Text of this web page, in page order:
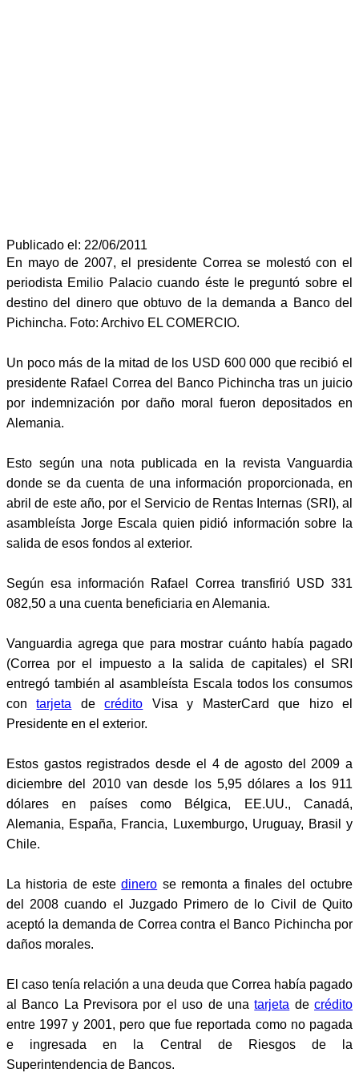
Publicado el: 22/06/2011
En mayo de 2007, el presidente Correa se molestó con el
periodista Emilio Palacio cuando éste le preguntó sobre el
destino del dinero que obtuvo de la demanda a Banco del
Pichincha. Foto: Archivo EL COMERCIO.
Un poco más de la mitad de los USD 600 000 que recibió el
presidente Rafael Correa del Banco Pichincha tras un juicio
por indemnización por daño moral fueron depositados en
Alemania.
Esto según una nota publicada en la revista Vanguardia
donde se da cuenta de una información proporcionada, en
abril de este año, por el Servicio de Rentas Internas (SRI), al
asambleísta Jorge Escala quien pidió información sobre la
salida de esos fondos al exterior.
Según esa información Rafael Correa transfirió USD 331
082,50 a una cuenta beneficiaria en Alemania.
Vanguardia agrega que para mostrar cuánto había pagado
(Correa por el impuesto a la salida de capitales) el SRI
entregó también al asambleísta Escala todos los consumos
contarjeta decrédito Visa y MasterCard que hizo el
Presidente en el exterior.
Estos gastos registrados desde el 4 de agosto del 2009 a
diciembre del 2010 van desde los 5,95 dólares a los 911
dólares en países como Bélgica, EE.UU., Canadá,
Alemania, España, Francia, Luxemburgo, Uruguay, Brasil y
Chile.
La historia de estedinero se remonta a finales del octubre
del 2008 cuando el Juzgado Primero de lo Civil de Quito
aceptó la demanda de Correa contra el Banco Pichincha por
daños morales.
El caso tenía relación a una deuda que Correa había pagado
al Banco La Previsora por el uso de unatarjeta decrédito
entre 1997 y 2001, pero que fue reportada como no pagada
e ingresada en la Central de Riesgos de la
Superintendencia de Bancos.